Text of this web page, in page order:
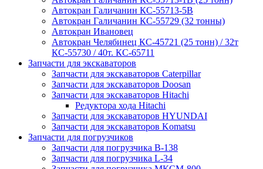
Автокран Галичанин КС-55713-5В
Автокран Галичанин КС-55729 (32 тонны)
Автокран Ивановец
Автокран Челябинец КС-45721 (25 тонн) / 32т
КС-55730 / 40т. КС-65711
Запчасти для экскаваторов
Запчасти для экскаваторов Caterpillar
Запчасти для экскаваторов Doosan
Запчасти для экскаваторов Hitachi
Редуктора хода Hitachi
Запчасти для экскаваторов HYUNDAI
Запчасти для экскаваторов Komatsu
Запчасти для погрузчиков
Запчасти для погрузчика B-138
Запчасти для погрузчика L-34